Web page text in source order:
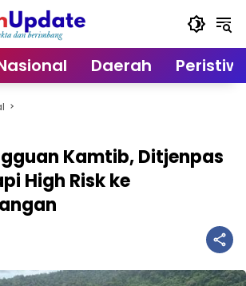
Daerah
Kamtib, Ditjenpas
High Risk ke